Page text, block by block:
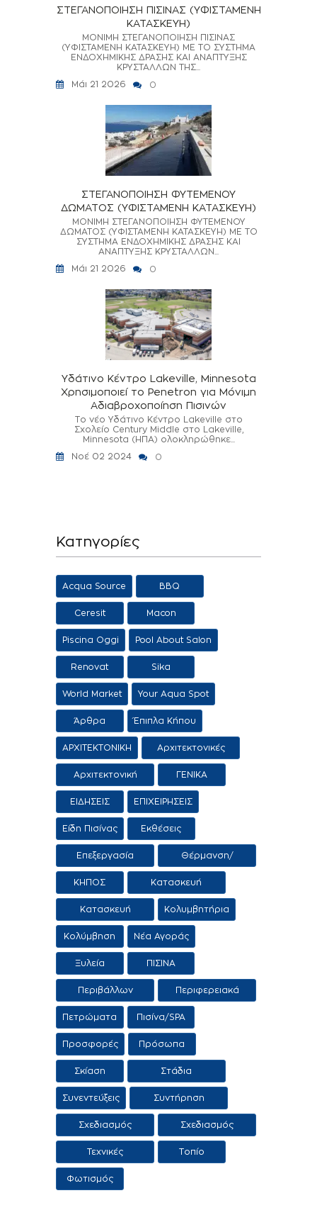
ΣΤΕΓΑΝΟΠΟΙΗΣΗ ΠΙΣΙΝΑΣ (ΥΦΙΣΤΑΜΕΝΗ
ΚΑΤΑΣΚΕΥΗ)
ΜΟΝΙΜΗ ΣΤΕΓΑΝΟΠΟΙΗΣΗ ΠΙΣΙΝΑΣ
(ΥΦΙΣΤΑΜΕΝΗ ΚΑΤΑΣΚΕΥΗ) ΜΕ ΤΟ ΣΥΣΤΗΜΑ
ΕΝΔΟΧΗΜΙΚΗΣ ΔΡΑΣΗΣ ΚΑΙ ΑΝΑΠΤΥΞΗΣ
ΚΡΥΣΤΑΛΛΩΝ ΤΗΣ...
Μάι 21 2026
0
ΣΤΕΓΑΝΟΠΟΙΗΣΗ ΦΥΤΕΜΕΝΟΥ
ΔΩΜΑΤΟΣ (ΥΦΙΣΤΑΜΕΝΗ ΚΑΤΑΣΚΕΥΗ)
ΜΟΝΙΜΗ ΣΤΕΓΑΝΟΠΟΙΗΣΗ ΦΥΤΕΜΕΝΟΥ
ΔΩΜΑΤΟΣ (ΥΦΙΣΤΑΜΕΝΗ ΚΑΤΑΣΚΕΥΗ) ΜΕ ΤΟ
ΣΥΣΤΗΜΑ ΕΝΔΟΧΗΜΙΚΗΣ ΔΡΑΣΗΣ ΚΑΙ
ΑΝΑΠΤΥΞΗΣ ΚΡΥΣΤΑΛΛΩΝ...
Μάι 21 2026
0
Υδάτινο Κέντρο Lakeville, Minnesota
Χρησιμοποιεί το Penetron για Μόνιμη
Αδιαβροχοποίηση Πισινών
Το νέο Υδάτινο Κέντρο Lakeville στο
Σχολείο Century Middle στο Lakeville,
Minnesota (ΗΠΑ) ολοκληρώθηκε...
Νοέ 02 2024
0
Κατηγορίες
Acqua Source BBQ
Ceresit Macon
Piscina Oggi Pool About Salon
Renovat Sika
World Market Your Aqua Spot
Άρθρα Έπιπλα Κήπου
ΑΡΧΙΤΕΚΤΟΝΙΚΗ
Αρχιτεκτονικές
προτάσεις
Αρχιτεκτονική
Τοπίου
ΓΕΝΙΚΑ
ΕΙΔΗΣΕΙΣ ΕΠΙΧΕΙΡΗΣΕΙΣ
Είδη Πισίνας Εκθέσεις
Επεξεργασία
Νερού
Θέρμανση/
Αφύγρανση
ΚΗΠΟΣ
Κατασκευή
εμπορία αιθρίων
Κατασκευή
εμπορία
κολυμβητικών
δεξαμενών
Κολυμβητήρια
Κολύμβηση Νέα Αγοράς
Ξυλεία ΠΙΣΙΝΑ
Περιβάλλων
χώρος
Περιφερειακά
προϊόντα /
Πετρώματα Πισίνα/SPA
Προσφορές Πρόσωπα
Σκίαση
Στάδια
κατασκευής
πισίνας
Συνεντεύξεις
Συντήρηση
πισίνας
Σχεδιασμός
πισίνας
Σχεδιασμός
τοπίου
Τεχνικές
Εφαρμογες
Τοπίο
Φωτισμός